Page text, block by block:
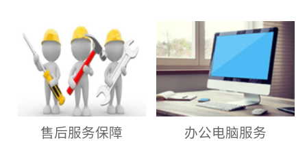
售后服务保障 办公电脑服务